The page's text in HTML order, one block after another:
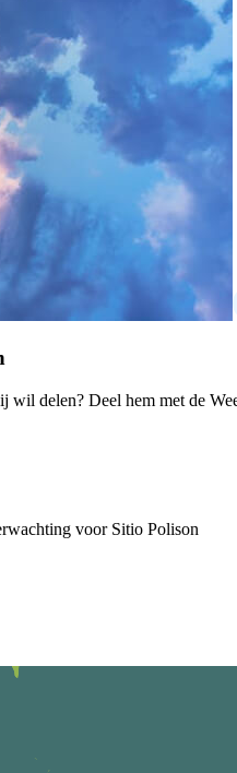
wil delen? Deel hem met de
voor Sitio Polison